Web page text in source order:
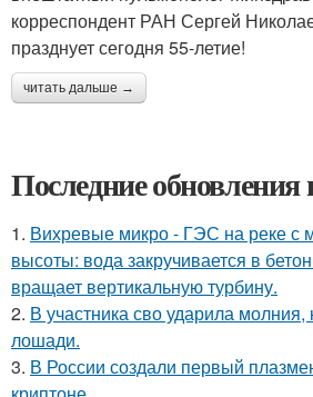
корреспондент РАН Сергей
празднует сегодня 55-летие!
читать дальше →
Последние обновления
1. Вихревые микро - ГЭС на реке с
высоты: вода закручивается в
вращает вертикальную турбину.
2. В участника сво ударила молния,
лошади.
3. В России создали первый